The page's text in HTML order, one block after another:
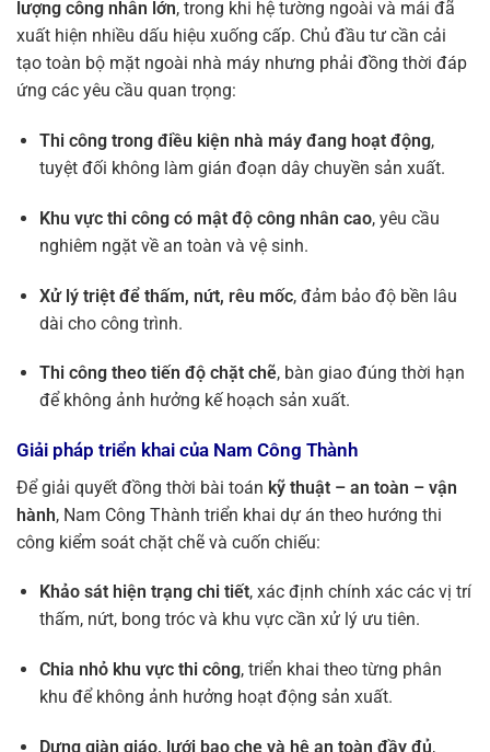
lượng công nhân lớn, trong khi hệ tường ngoài và mái đã
xuất hiện nhiều dấu hiệu xuống cấp. Chủ đầu tư cần cải
tạo toàn bộ mặt ngoài nhà máy nhưng phải đồng thời đáp
ứng các yêu cầu quan trọng:
Thi công trong điều kiện nhà máy đang hoạt động,
tuyệt đối không làm gián đoạn dây chuyền sản xuất.
Khu vực thi công có mật độ công nhân cao, yêu cầu
nghiêm ngặt về an toàn và vệ sinh.
Xử lý triệt để thấm, nứt, rêu mốc, đảm bảo độ bền lâu
dài cho công trình.
Thi công theo tiến độ chặt chẽ, bàn giao đúng thời hạn
để không ảnh hưởng kế hoạch sản xuất.
Giải pháp triển khai của Nam Công Thành
Để giải quyết đồng thời bài toán kỹ thuật – an toàn – vận
hành, Nam Công Thành triển khai dự án theo hướng thi
công kiểm soát chặt chẽ và cuốn chiếu:
Khảo sát hiện trạng chi tiết, xác định chính xác các vị trí
thấm, nứt, bong tróc và khu vực cần xử lý ưu tiên.
Chia nhỏ khu vực thi công, triển khai theo từng phân
khu để không ảnh hưởng hoạt động sản xuất.
Dựng giàn giáo, lưới bao che và hệ an toàn đầy đủ,